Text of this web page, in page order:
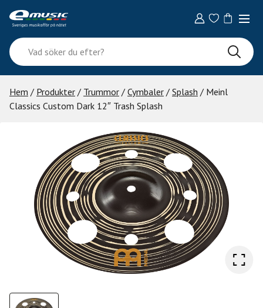
content
Vad
söker
du
efter?
Hem / Produkter / Trummor / Cymbaler / Splash / Meinl
Classics Custom Dark 12″ Trash Splash